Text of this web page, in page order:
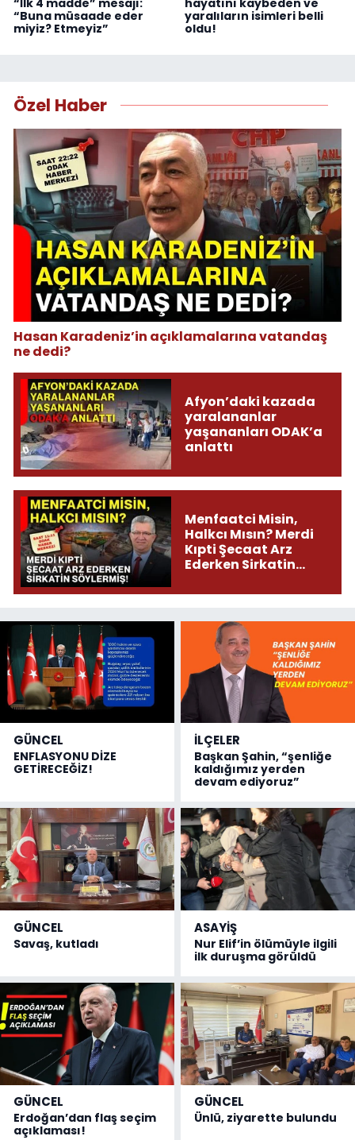
“Buna müsaade eder
miyiz? Etmeyiz”
yaralıların isimleri belli
oldu!
Özel Haber
Hasan Karadeniz’in açıklamalarına vatandaş
ne dedi?
Afyon’daki kazada
yaralananlar
yaşananları ODAK’a
anlattı
Menfaatci Misin,
Halkcı Mısın? Merdi
Kıpti Şecaat Arz
Ederken Sirkatin
GÜNCEL
ENFLASYONU DİZE
GETİRECEĞİZ!
İLÇELER
Başkan Şahin, “şenliğe
kaldığımız yerden
devam ediyoruz”
GÜNCEL
Savaş, kutladı
ASAYİŞ
Nur Elif’in ölümüyle ilgili
ilk duruşma görüldü
GÜNCEL
Erdoğan’dan flaş seçim
açıklaması!
GÜNCEL
Ünlü, ziyarette bulundu